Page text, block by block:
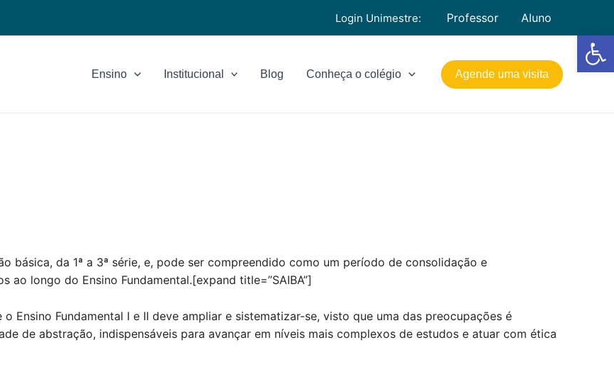
Login Unimestre: Professor Aluno
Ensino Institucional Blog Conheça o colégio Agende uma visita
básica, da 1ª a 3ª série, e, pode ser compreendido como um período de consolidação e
longo do Ensino Fundamental.[expand title=”SAIBA”]
Ensino Fundamental I e II deve ampliar e sistematizar-se, visto que uma das preocupações é
de abstração, indispensáveis para avançar em níveis mais complexos de estudos e atuar com ética
Barra de